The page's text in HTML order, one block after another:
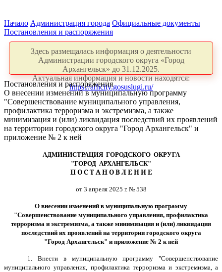
Начало Администрация города Официальные документы
Постановления и распоряжения
Здесь размещалась информация о деятельности
Администрации городского округа «Город
Архангельск» до 31.12.2025.
Актуальная информация и новости находятся:
https://arhcity.gosuslugi.ru/
Постановления и распоряжения
О внесении изменений в муниципальную программу
"Совершенствование муниципального управления,
профилактика терроризма и экстремизма, а также
минимизация и (или) ликвидация последствий их проявлений
на территории городского округа "Город Архангельск" и
приложение № 2 к ней
АДМИНИСТРАЦИЯ ГОРОДСКОГО ОКРУГА
"ГОРОД АРХАНГЕЛЬСК"
П О С Т А Н О В Л Е Н И Е
от 3 апреля 2025 г. № 538
О внесении изменений в муниципальную программу
"Совершенствование муниципального управления, профилактика
терроризма и экстремизма, а также минимизация и (или) ликвидация
последствий их проявлений на территории городского округа
"Город Архангельск" и приложение № 2 к ней
1. Внести в муниципальную программу "Совершенствование
муниципального управления, профилактика терроризма и экстремизма, а